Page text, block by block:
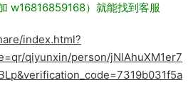
w16816859168）就能找到客服
index.html?
qiyunxin/person/jNlAhuXM1er7